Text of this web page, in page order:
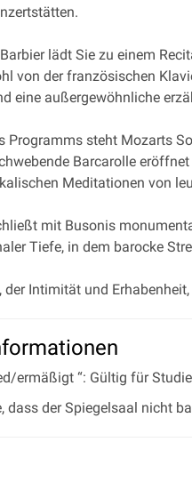
lädt Sie zu einem
von der französischen
eine außergewöhnliche
Programms steht Mozarts
Barcarolle
Meditationen von
mit Busonis
Tiefe, in dem barocke
der Intimität und
ermäßigt “: Gültig für
dass der Spiegelsaal nicht